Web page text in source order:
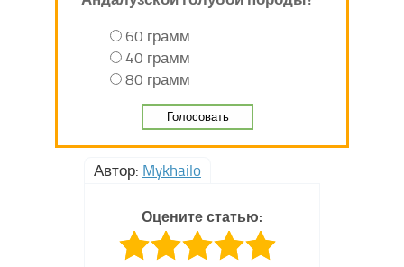
60 грамм
40 грамм
80 грамм
Автор: Mykhailo
Оцените статью: